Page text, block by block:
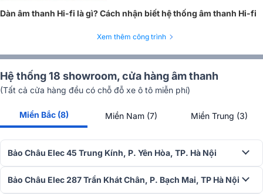
Thùng loa gia cường – Kiểm soát rung động hoàn hảo
dụng hệ thống gia cường đặc biệt bên trong thùng loa. Điều này
giúp kiểm soát rung động hiệu quả, tối ưu hóa khả năng trình diễn
của hệ thống
. Kết quả là âm thanh phát ra có độ chính xác
cao, không bị ảnh hưởng bởi hiện tượng rung nhiễu không mong
Dàn âm thanh Hi-fi là gì? Cách nhận biết hệ thống âm thanh Hi-fi
Xem thêm công trình
Hệ thống 18 showroom, cửa hàng âm thanh
(Tất cả cửa hàng đều có chỗ đỗ xe ô tô miễn phí)
Miền Bắc (8) Miền Nam (7) Miền Trung (3)
Bảo Châu Elec 45 Trung Kính, P. Yên Hòa, TP. Hà Nội
Bảo Châu Elec 287 Trần Khát Chân, P. Bạch Mai, TP Hà Nội